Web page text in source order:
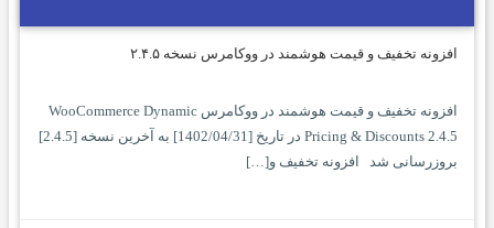
افزونه تخفیف و قیمت هوشمند در ووکامرس نسخه ۲.۴.۵
افزونه تخفیف و قیمت هوشمند در ووکامرس WooCommerce Dynamic
Pricing & Discounts 2.4.5 در تاریخ [1402/04/31] به آخرین نسخه [2.4.5]
بروزرسانی شد افزونه تخفیف و[…]